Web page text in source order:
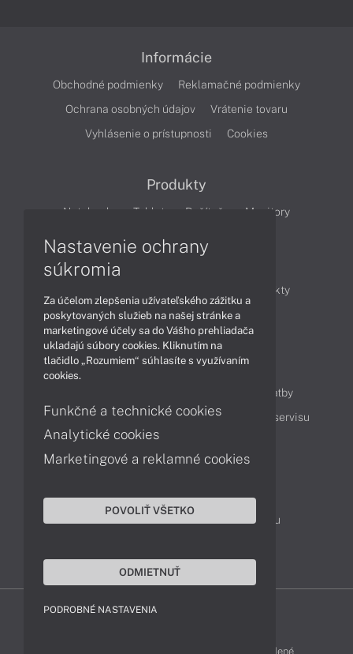
Informácie
Obchodné podmienky
Reklamačné podmienky
Ochrana osobných údajov
Vrátenie tovaru
Vyhlásenie o prístupnosti
Cookies
Produkty
Notebooky Tablety Počítače Monitory
Produkty
Technológie
Videá
Obsah
Možnosti doručenia a platby
Podpora a servis
Servisné služby Cenník servisu
Kontakty
043 4224 771
Obchodné oddelenie
Reklamácia tovaru
ACER-SHOP © 2011 - 2026 Všetky práva vyhradené
Nastavenie ochrany
súkromia
Za účelom zlepšenia užívateľského zážitku a
poskytovaných služieb na našej stránke a
marketingové účely sa do Vášho prehliadača
ukladajú súbory cookies. Kliknutím na
tlačidlo „Rozumiem“ súhlasíte s využívaním
cookies.
Funkčné a technické cookies
Analytické cookies
Marketingové a reklamné cookies
POVOLIŤ VŠETKO
ODMIETNUŤ
PODROBNÉ NASTAVENIA